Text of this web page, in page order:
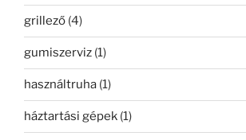
grillező (4)
gumiszerviz (1)
használtruha (1)
háztartási gépek (1)